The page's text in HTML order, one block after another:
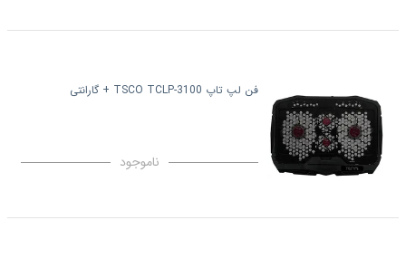
فن لپ تاپ TSCO TCLP-3100 + گارانتی
ناموجود